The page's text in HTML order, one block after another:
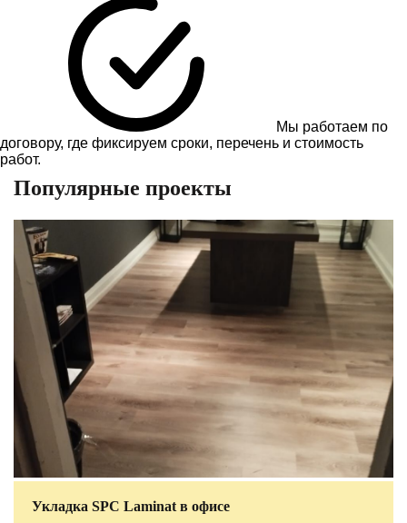
Мы работаем по
договору, где фиксируем сроки, перечень и стоимость
работ.
Популярные проекты
Укладка SPC Laminat в офисе